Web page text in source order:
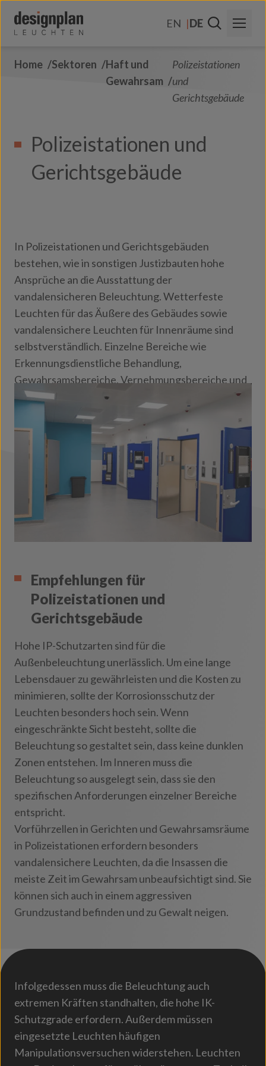
EN
DE
Über Uns
Kontakt
FAQs
Home Sektoren
Haft und
Gewahrsam
Polizeistationen
und
Gerichtsgebäude
Polizeistationen und
Gerichtsgebäude
In Polizeistationen und Gerichtsgebäuden
bestehen, wie in sonstigen Justizbauten hohe
Ansprüche an die Ausstattung der
vandalensicheren Beleuchtung. Wetterfeste
Leuchten für das Äußere des Gebäudes sowie
vandalensichere Leuchten für Innenräume sind
selbstverständlich. Einzelne Bereiche wie
Erkennungsdienstliche Behandlung,
Gewahrsamsbereiche, Vernehmungsbereiche und
Vorführräume bei Gericht haben ggfs. individuelle
Anforderungen.
Empfehlungen für
Polizeistationen und
Gerichtsgebäude
Hohe IP-Schutzarten sind für die
Außenbeleuchtung unerlässlich. Um eine lange
Lebensdauer zu gewährleisten und die Kosten zu
minimieren, sollte der Korrosionsschutz der
Leuchten besonders hoch sein. Wenn
eingeschränkte Sicht besteht, sollte die
Beleuchtung so gestaltet sein, dass keine dunklen
Zonen entstehen. Im Inneren muss die
Beleuchtung so ausgelegt sein, dass sie den
spezifischen Anforderungen einzelner Bereiche
entspricht.
Vorführzellen in Gerichten und Gewahrsamsräume
in Polizeistationen erfordern besonders
vandalensichere Leuchten, da die Insassen die
meiste Zeit im Gewahrsam unbeaufsichtigt sind. Sie
können sich auch in einem aggressiven
Grundzustand befinden und zu Gewalt neigen.
Infolgedessen muss die Beleuchtung auch
extremen Kräften standhalten, die hohe IK-
Schutzgrade erfordern. Außerdem müssen
eingesetzte Leuchten häufigen
Manipulationsversuchen widerstehen. Leuchten